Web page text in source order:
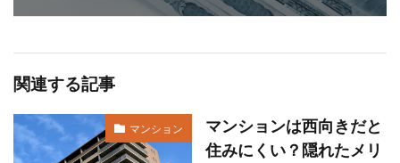
関連する記事
マンション
マンションは西向きだと
住みにくい？隠れたメリ